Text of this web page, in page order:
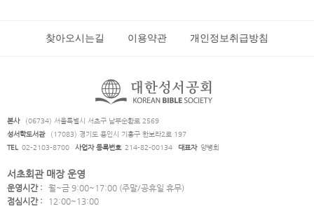
찾아오시는길 이용약관 개인정보취급방침
본사
(06734) 서울특별시 서초구 남부순환로 2569
성서학도서관
(17083) 경기도 용인시 기흥구 한보라2로 197
TEL 02-2103-8700 사업자 등록번호 214-82-00134 대표자 양병희
서초회관 매장 운영
운영시간 :
월~금 9:00~17:00 (주말/공휴일 휴무)
점심시간 :
12:00~13:00